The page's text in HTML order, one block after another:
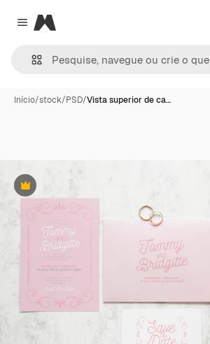
Close menu
Magnific
Início/stock/PSD/Vista superior de ca…
Premium